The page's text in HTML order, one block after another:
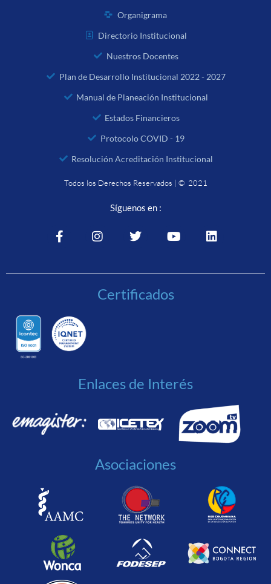
Organigrama
Directorio Institucional
Nuestros Docentes
Plan de Desarrollo Institucional 2022 - 2027
Manual de Planeación Institucional
Estados Financieros
Protocolo COVID - 19
Resolución Acreditación Institucional
Todos los Derechos Reservados | © 2021
Síguenos en :
Certificados
Enlaces de Interés
Asociaciones